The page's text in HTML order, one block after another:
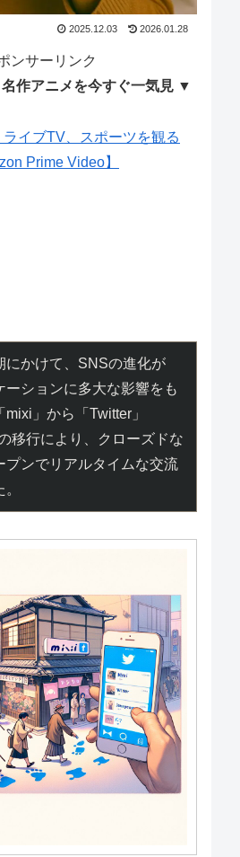
2025.12.03 2026.01.28
ンサーリンク
作アニメを今すぐ一気見 ▼
イブTV、スポーツを観る
Prime Video】
にかけて、SNSの進化が
ーションに多大な影響をも
」から「Twitter」
移行により、クローズドな
プンでリアルタイムな交流